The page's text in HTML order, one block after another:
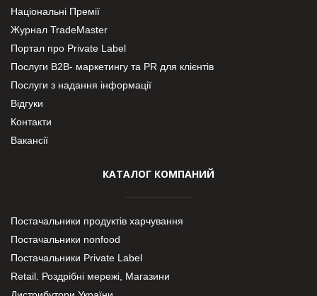
Національні Премії
Журнал TradeMaster
Портал про Private Label
Послуги В2В- маркетингу та PR для клієнтів
Послуги з надання інформації
Відгуки
Контакти
Вакансії
КАТАЛОГ КОМПАНИЙ
Постачальники продуктів харчування
Постачальники nonfood
Постачальники Private Label
Retail. Роздрібні мережі, Магазини